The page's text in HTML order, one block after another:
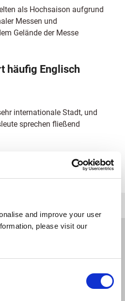
and improve your user
please visit our
als Hochsaison aufgrund
Messen und
Gelände der Messe
häufig Englisch
internationale Stadt, und
sprechen fließend